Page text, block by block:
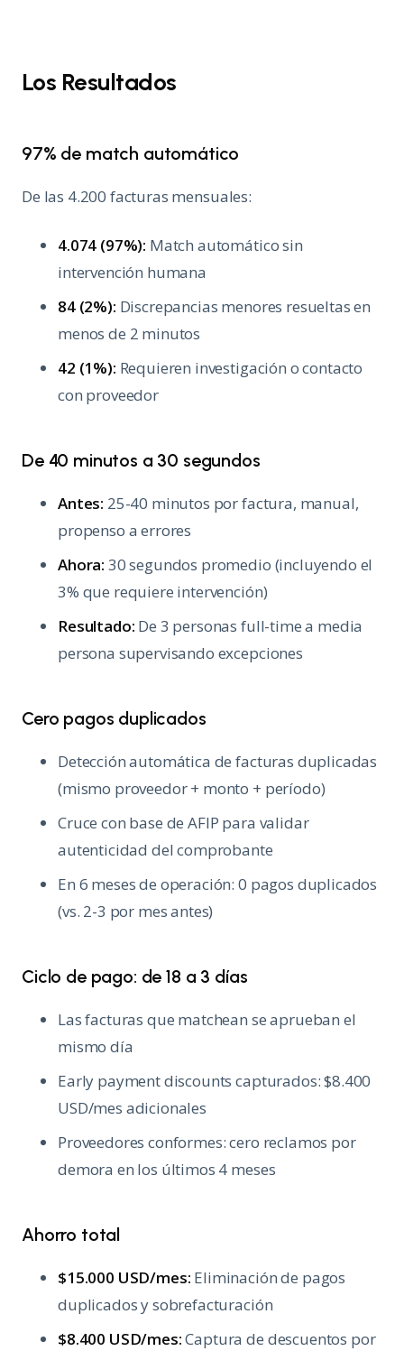
Los Resultados
97% de match automático
De las 4.200 facturas mensuales:
4.074 (97%): Match automático sin
intervención humana
84 (2%): Discrepancias menores resueltas en
menos de 2 minutos
42 (1%): Requieren investigación o contacto
con proveedor
De 40 minutos a 30 segundos
Antes: 25-40 minutos por factura, manual,
propenso a errores
Ahora: 30 segundos promedio (incluyendo el
3% que requiere intervención)
Resultado: De 3 personas full-time a media
persona supervisando excepciones
Cero pagos duplicados
Detección automática de facturas duplicadas
(mismo proveedor + monto + período)
Cruce con base de AFIP para validar
autenticidad del comprobante
En 6 meses de operación: 0 pagos duplicados
(vs. 2-3 por mes antes)
Ciclo de pago: de 18 a 3 días
Las facturas que matchean se aprueban el
mismo día
Early payment discounts capturados: $8.400
USD/mes adicionales
Proveedores conformes: cero reclamos por
demora en los últimos 4 meses
Ahorro total
$15.000 USD/mes: Eliminación de pagos
duplicados y sobrefacturación
$8.400 USD/mes:Captura de descuentos por